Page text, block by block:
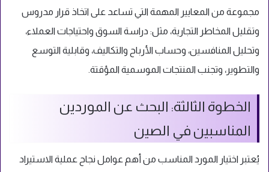
مجموعة من المعايير المهمة التي تساعد على اتخاذ قرار مدروس
وتقليل المخاطر التجارية، مثل: دراسة السوق واحتياجات العملاء،
وتحليل المنافسين، وحساب الأرباح والتكاليف، وقابلية التوسع
والتطوير، وتجنب المنتجات الموسمية المؤقتة.
الخطوة الثالثة: البحث عن الموردين
المناسبين في الصين
يُعتبر اختيار المورد المناسب من أهم عوامل نجاح عملية الاستيراد